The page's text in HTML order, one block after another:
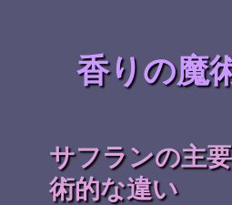
香りの魔
サフランの主
術的な違い